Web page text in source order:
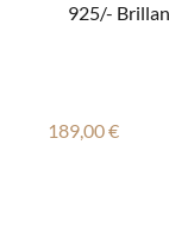
925/-
Regulärer
189,00 €